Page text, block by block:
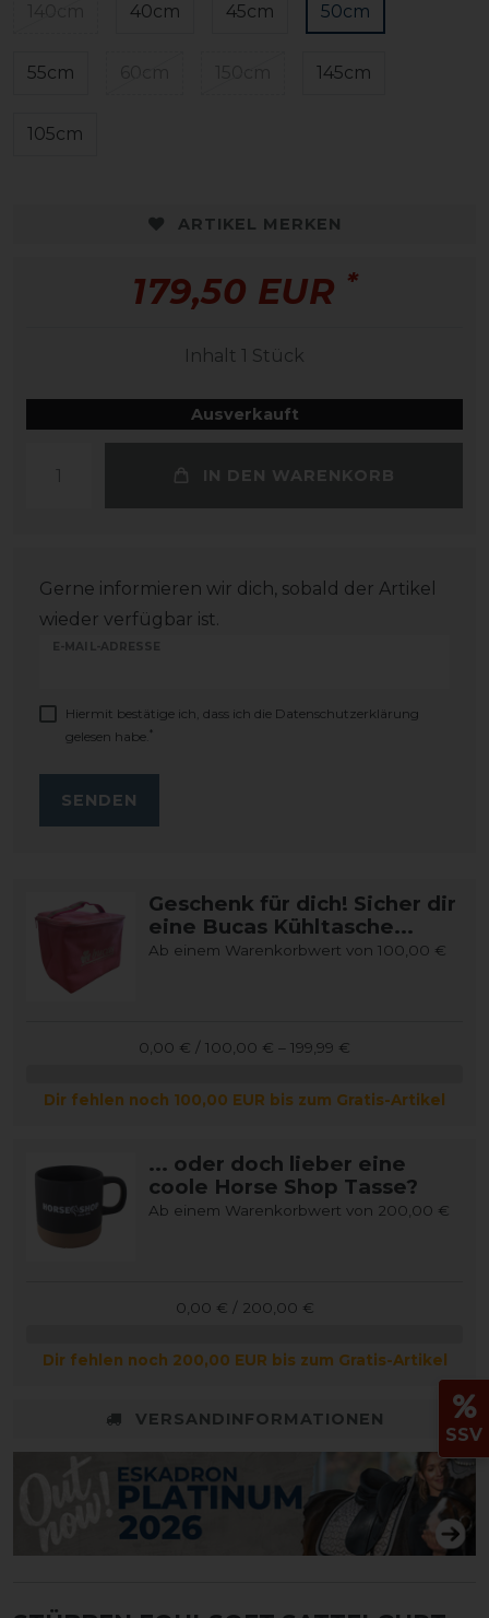
40cm 45cm 50cm
55cm 145cm
105cm
ARTIKEL MERKEN
179,50 EUR *
Inhalt 1 Stück
Ausverkauft
IN DEN WARENKORB
Gerne informieren wir dich, sobald der Artikel
wieder verfügbar ist.
E-MAIL-ADRESSE
Hiermit bestätige ich, dass ich die Daten­schutz­erklärung
gelesen habe. *
SENDEN
Geschenk für dich! Sicher dir
eine Bucas Kühltasche...
Ab einem Warenkorbwert von 100,00 €
0,00 € / 100,00 € – 199,99 €
Dir fehlen noch 100,00 EUR bis zum Gratis-Artikel
... oder doch lieber eine
coole Horse Shop Tasse?
Ab einem Warenkorbwert von 200,00 €
0,00 € / 200,00 €
Dir fehlen noch 200,00 EUR bis zum Gratis-Artikel
VERSANDINFORMATIONEN
SSV